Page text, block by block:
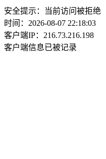
安全提示：当前访问被拒绝
时间：2026-08-07 22:18:03
客户端IP：216.73.216.198
客户端信息已被记录